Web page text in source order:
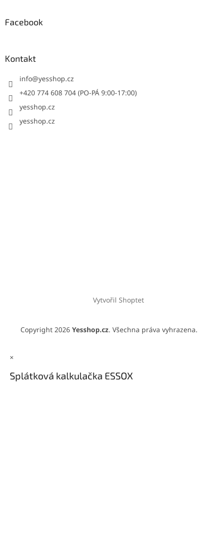
Facebook
Kontakt
info@yesshop.cz
+420 774 608 704 (PO-PÁ 9:00-17:00)
yesshop.cz
yesshop.cz
Vytvořil Shoptet
Copyright 2026 Yesshop.cz. Všechna práva vyhrazena.
×
Splátková kalkulačka ESSOX